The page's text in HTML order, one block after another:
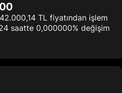
TL fiyatından işlem
saatte 0,000000% değişim